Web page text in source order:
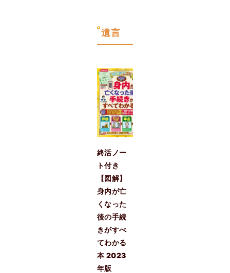
遺言
終活ノー
ト付き
【図解】
身内が亡
くなった
後の手続
きがすべ
てわかる
本 2023
年版